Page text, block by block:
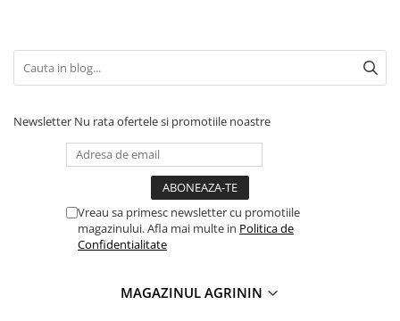
Newsletter Nu rata ofertele si promotiile noastre
Vreau sa primesc newsletter cu promotiile
magazinului. Afla mai multe in Politica de
Confidentialitate
MAGAZINUL AGRININ